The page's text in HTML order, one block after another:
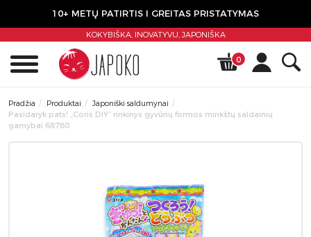
10+ METŲ PATIRTIS I GREITAS PRISTATYMAS
KOKYBIŠKA, INOVATYVU,JAPONIŠKA
0
Pradžia Produktai
Japoniški saldumynai
Pasidaryk pats! „Coris DIY” rinkinys gyvūnų formos minkštų saldainių
gamybai 68780